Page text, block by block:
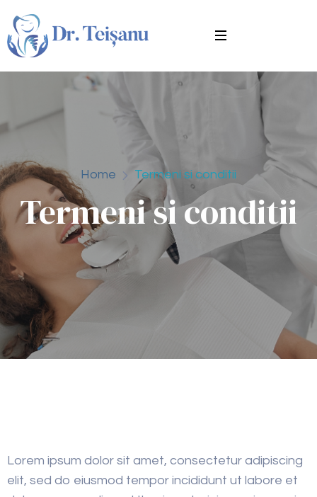
Home Termeni si conditii
Termeni si conditii
Lorem ipsum dolor sit amet, consectetur adipiscing
elit, sed do eiusmod tempor incididunt ut labore et